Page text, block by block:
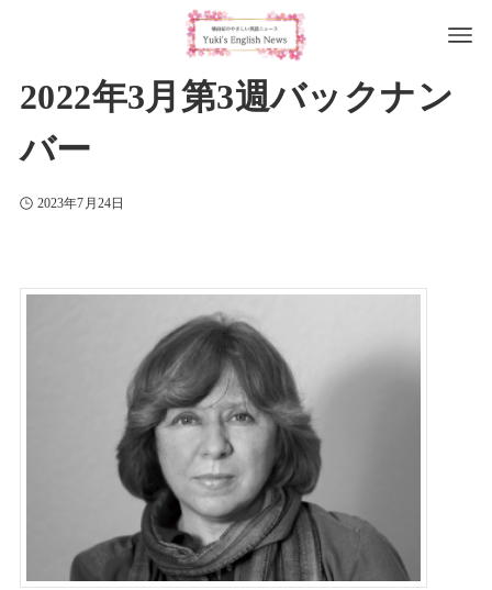
2022年3月第3週バックナン
バー
2023年7月24日